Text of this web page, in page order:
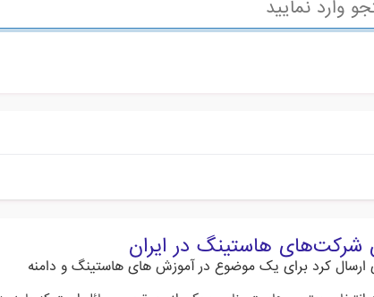
شرکت‌های هاستینگ در ایران
ارسال کرد برای یک موضوع درآموزش های هاستینگ و دامنه